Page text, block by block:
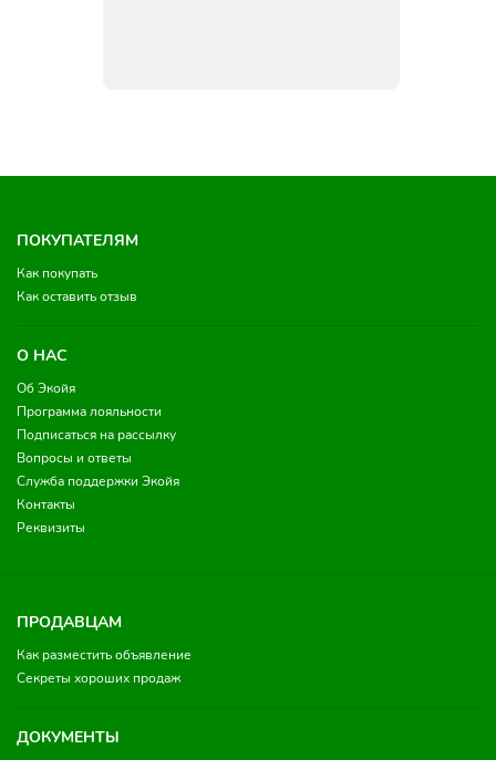
ПОКУПАТЕЛЯМ
Как покупать
Как оставить отзыв
О НАС
Об Экойя
Программа лояльности
Подписаться на рассылку
Вопросы и ответы
Служба поддержки Экойя
Контакты
Реквизиты
ПРОДАВЦАМ
Как разместить объявление
Секреты хороших продаж
ДОКУМЕНТЫ